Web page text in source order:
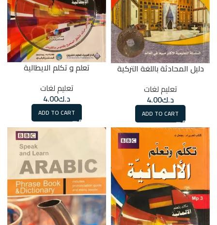
دليل المحادثة باللغة التركية
تعليم لغات
د.ك4.00
ADD TO CART
تعلم و تكلم الايطالية
تعليم لغات
د.ك4.00
ADD TO CART